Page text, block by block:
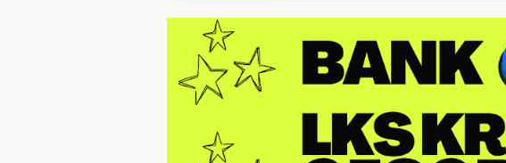
Latihan Prediksi Soal OSK
Latihan Prediksi Soal OSK
Latihan Prediksi Soal OSK
Pembahasan Soal OSN-K